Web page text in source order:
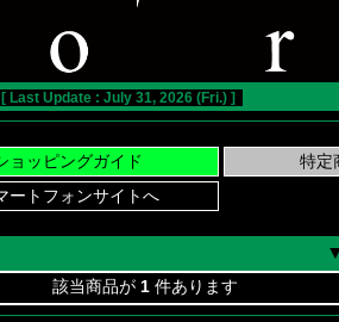
[ Last Update : July 31, 2026 (Fri.) ]
該当商品が 1 件あります